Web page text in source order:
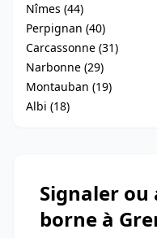
Nîmes (44)
Perpignan (40)
Carcassonne (31)
Narbonne (29)
Montauban (19)
Albi (18)
Signaler
borne à